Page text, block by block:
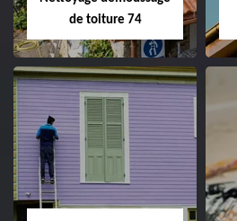
de toiture 74